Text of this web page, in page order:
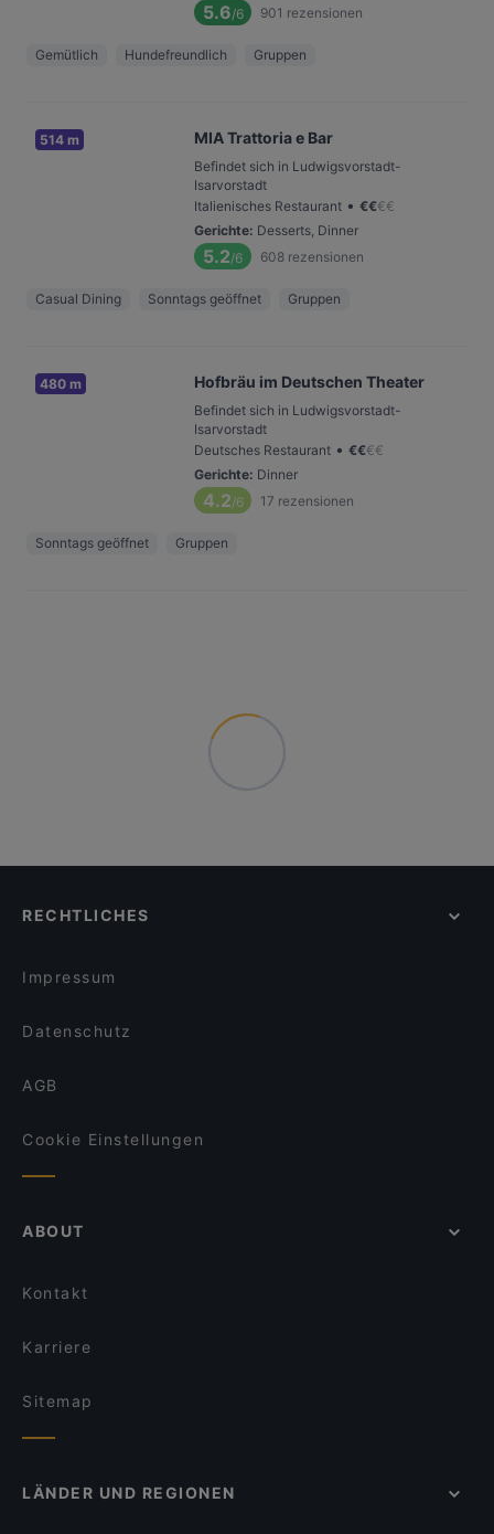
5.6/6 901 rezensionen
Gemütlich Hundefreundlich Gruppen
514 m MIA Trattoria e Bar
Befindet sich in Ludwigsvorstadt-
Isarvorstadt
Italienisches Restaurant • €€€€
Gerichte: Desserts, Dinner
5.2/6 608 rezensionen
Casual Dining Sonntags geöffnet Gruppen
480 m Hofbräu im Deutschen Theater
Befindet sich in Ludwigsvorstadt-
Isarvorstadt
Deutsches Restaurant • €€€€
Gerichte: Dinner
4.2/6 17 rezensionen
Sonntags geöffnet Gruppen
RECHTLICHES
Impressum
Datenschutz
AGB
Cookie Einstellungen
ABOUT
Kontakt
Karriere
Sitemap
LÄNDER UND REGIONEN